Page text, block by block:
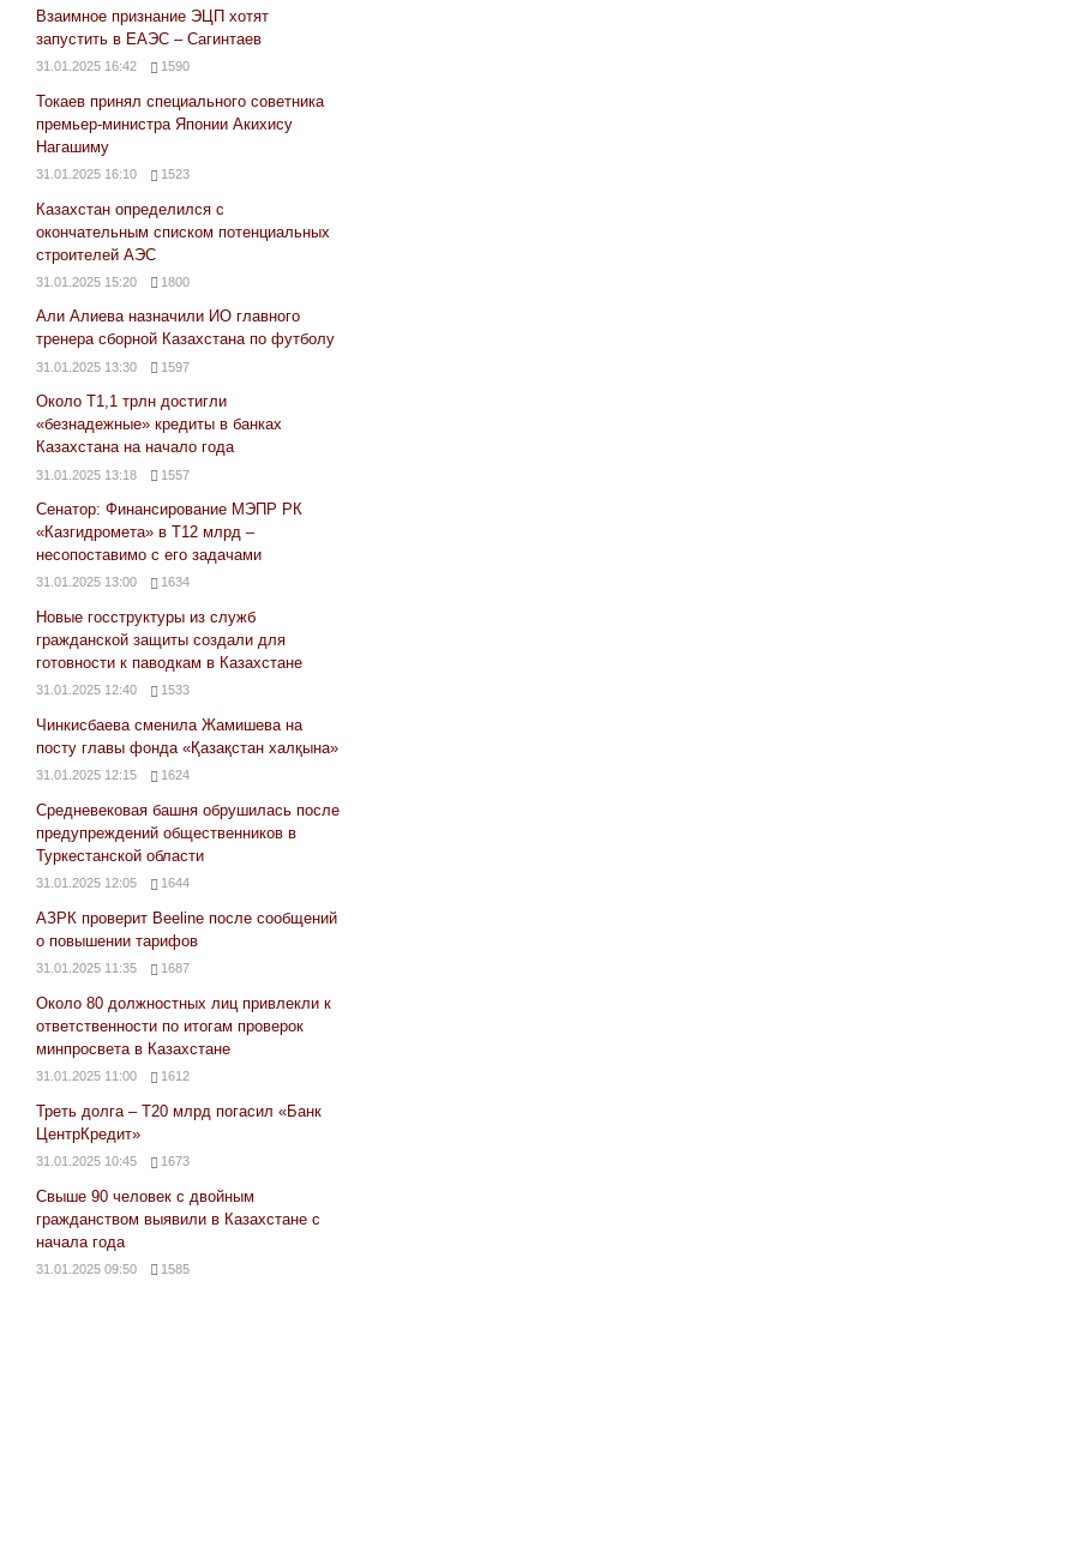
Взаимное признание ЭЦП хотят
запустить в ЕАЭС – Сагинтаев
31.01.2025 16:42 1590
Токаев принял специального советника
премьер-министра Японии Акихису
Нагашиму
31.01.2025 16:10 1523
Казахстан определился с
окончательным списком потенциальных
строителей АЭС
31.01.2025 15:20 1800
Али Алиева назначили ИО главного
тренера сборной Казахстана по футболу
31.01.2025 13:30 1597
Около Т1,1 трлн достигли
«безнадежные» кредиты в банках
Казахстана на начало года
31.01.2025 13:18 1557
Сенатор: Финансирование МЭПР РК
«Казгидромета» в Т12 млрд –
несопоставимо с его задачами
31.01.2025 13:00 1634
Новые госструктуры из служб
гражданской защиты создали для
готовности к паводкам в Казахстане
31.01.2025 12:40 1533
Чинкисбаева сменила Жамишева на
посту главы фонда «Қазақстан халқына»
31.01.2025 12:15 1624
Средневековая башня обрушилась после
предупреждений общественников в
Туркестанской области
31.01.2025 12:05 1644
АЗРК проверит Beeline после сообщений
о повышении тарифов
31.01.2025 11:35 1687
Около 80 должностных лиц привлекли к
ответственности по итогам проверок
минпросвета в Казахстане
31.01.2025 11:00 1612
Треть долга – Т20 млрд погасил «Банк
ЦентрКредит»
31.01.2025 10:45 1673
Свыше 90 человек с двойным
гражданством выявили в Казахстане с
начала года
31.01.2025 09:50 1585